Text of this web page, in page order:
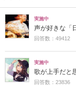
実施中
声が好きな「
回答数：49412
実施中
歌が上手だと
回答数：23836